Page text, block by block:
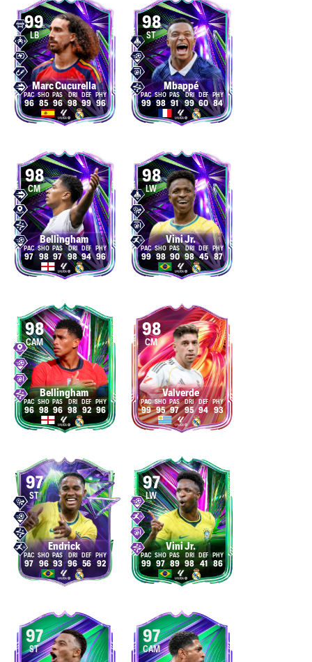
99
LB
Marc Cucurella
96 85 96 98 99 96
98
ST
Mbappé
99 98 91 99 60 84
98
CM
Bellingham
97 98 97 98 94 96
98
LW
Vini Jr.
99 98 90 98 45 87
98
CAM
Bellingham
96 98 96 98 92 96
98
CM
Valverde
99 95 97 95 94 93
97
ST
Endrick
97 96 93 96 56 92
97
LW
Vini Jr.
99 97 89 98 41 86
97
ST
97
CAM